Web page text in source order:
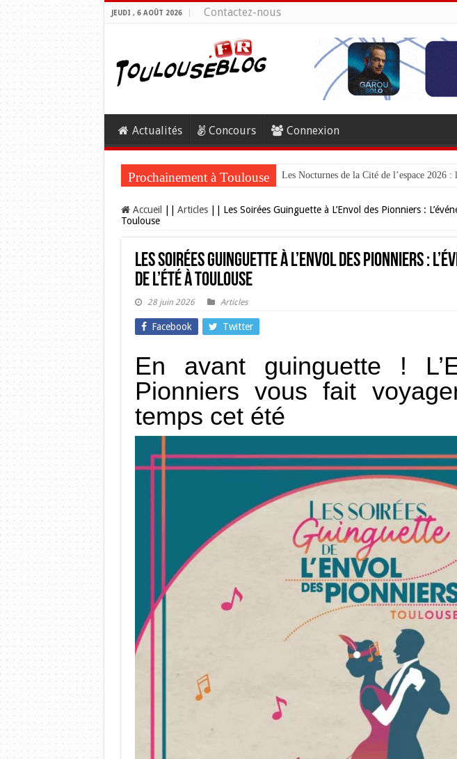
JEUDI , 6 AOÛT 2026 Contactez-nous
Actualités Concours Connexion
Prochainement à Toulouse Les Nocturnes de la Cité de l’espace 2026 :
Accueil Articles
Les Soirées Guinguette à L’Envol des Pionniers :
Toulouse
Les Soirées Guinguette à L’Envol des Pionniers :
de l’été à Toulouse
28 juin 2026 Articles
Facebook Twitter
En avant guinguette !
Pionniers vous fait
temps cet été